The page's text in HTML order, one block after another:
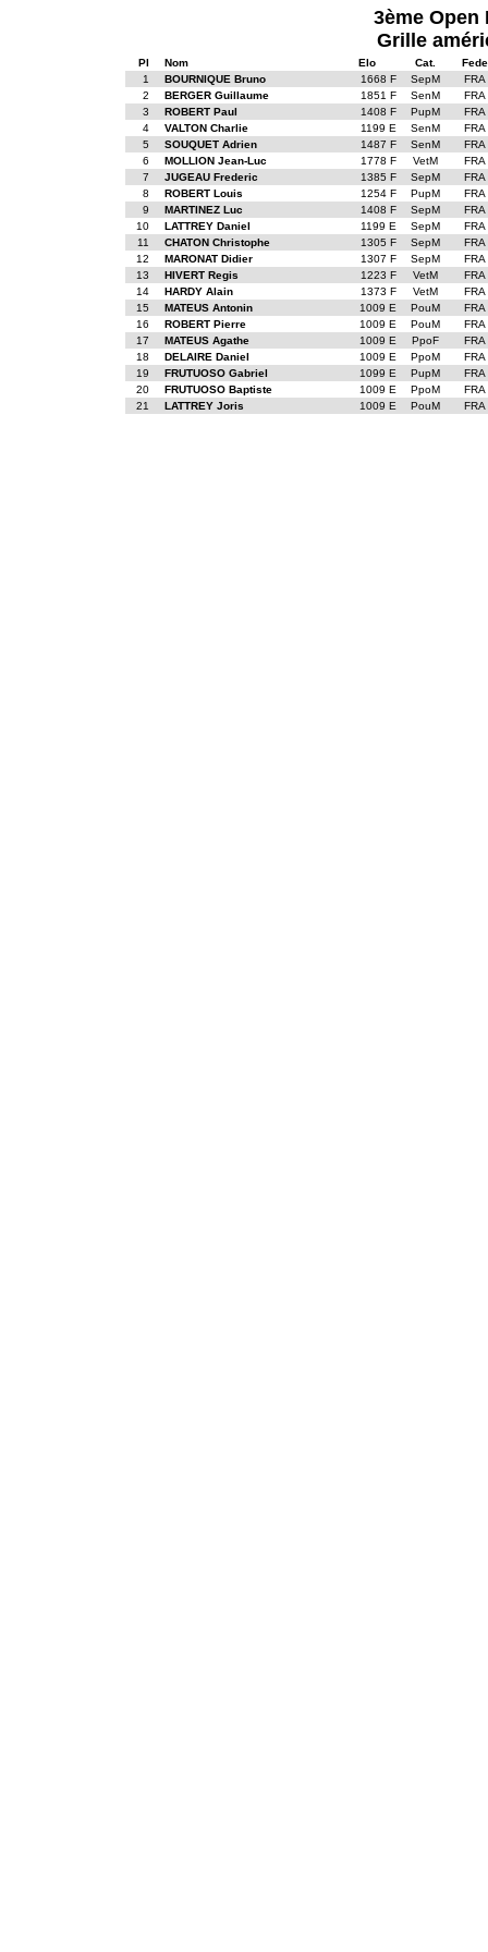
3ème
Grille
Pl Nom Elo Cat.
Fede
1
BOURNIQUE Bruno 1668 F SepM
FRA
2
BERGER Guillaume 1851 F SenM
FRA
3
ROBERT Paul 1408 F PupM
FRA
4
VALTON Charlie 1199 E SenM
FRA
5
SOUQUET Adrien 1487 F SenM
FRA
6
MOLLION Jean-Luc 1778 F VetM
FRA
7
JUGEAU Frederic 1385 F SepM
FRA
8
ROBERT Louis 1254 F PupM
FRA
9
MARTINEZ Luc 1408 F SepM
FRA
10
LATTREY Daniel 1199 E SepM
FRA
11
CHATON Christophe 1305 F SepM
FRA
12
MARONAT Didier 1307 F SepM
FRA
13
HIVERT Regis 1223 F VetM
FRA
14
HARDY Alain 1373 F VetM
FRA
15
MATEUS Antonin 1009 E PouM
FRA
16
ROBERT Pierre 1009 E PouM
FRA
17
MATEUS Agathe 1009 E PpoF
FRA
18
DELAIRE Daniel 1009 E PpoM
FRA
19
FRUTUOSO Gabriel 1099 E PupM
FRA
20
FRUTUOSO Baptiste 1009 E PpoM
FRA
21
LATTREY Joris 1009 E PouM FRA